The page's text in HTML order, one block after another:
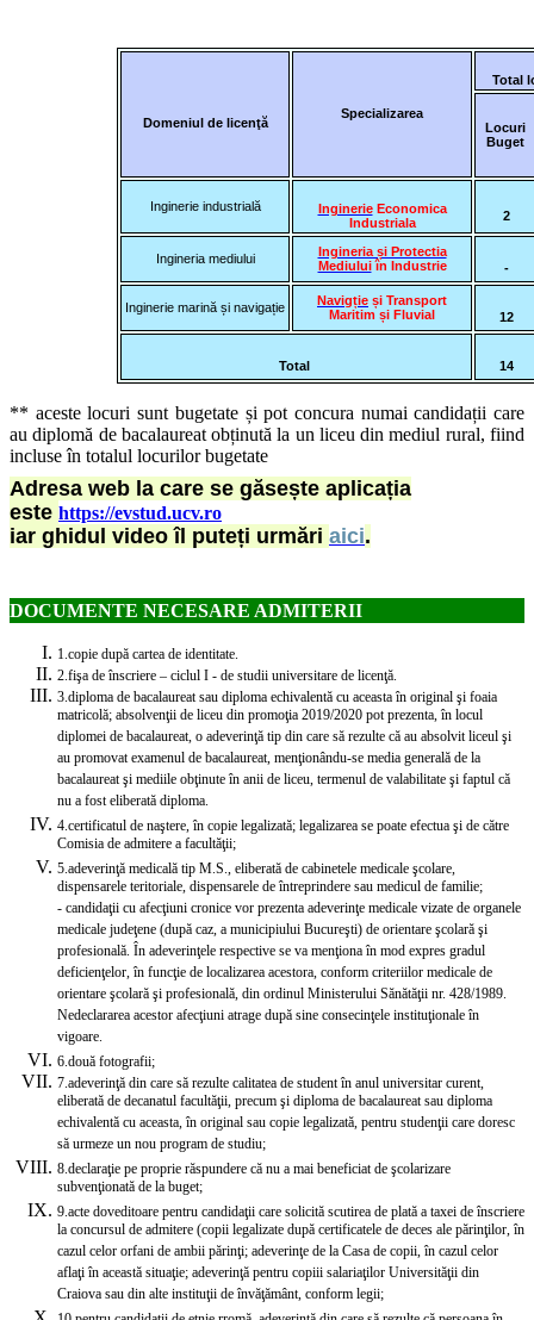
Domeniul de licenţă
Specializarea
Total
Locuri
Buget
Inginerie industrială InginerieEconomica
Industriala
2
Ingineria mediului
Ingineria și Protectia
Mediuluiîn Industrie -
Inginerie marină și navigație Navigție și Transport
Maritim și Fluvial
12
Total 14
** aceste locuri sunt bugetate și pot concura numai candidații care
au diplomă de bacalaureat obținută la un liceu din mediul rural, fiind
incluse în totalul locurilor bugetate
Adresa web la care se găsește aplicația
este https://evstud.ucv.ro
iar ghidul video îl puteți urmări aici.
DOCUMENTE NECESARE ADMITERII
1. copie după cartea de identitate.
2. fişa de înscriere – ciclul I - de studii universitare de licenţă.
3. diploma de bacalaureat sau diploma echivalentă cu aceasta în original şi foaia
matricolă; absolvenţii de liceu din promoţia 2019/2020 pot prezenta, în locul
diplomei de bacalaureat, o adeverinţă tip din care să rezulte că au absolvit liceul şi
au promovat examenul de bacalaureat, menţionându-se media generală de la
bacalaureat şi mediile obţinute în anii de liceu, termenul de valabilitate şi faptul că
nu a fost eliberată diploma.
4. certificatul de naştere, în copie legalizată; legalizarea se poate efectua şi de către
Comisia de admitere a facultăţii;
5. adeverinţă medicală tip M.S., eliberată de cabinetele medicale şcolare,
dispensarele teritoriale, dispensarele de întreprindere sau medicul de familie;
- candidaţii cu afecţiuni cronice vor prezenta adeverinţe medicale vizate de organele
medicale judeţene (după caz, a municipiului Bucureşti) de orientare şcolară şi
profesională. În adeverinţele respective se va menţiona în mod expres gradul
deficienţelor, în funcţie de localizarea acestora, conform criteriilor medicale de
orientare şcolară şi profesională, din ordinul Ministerului Sănătăţii nr. 428/1989.
Nedeclararea acestor afecţiuni atrage după sine consecinţele instituţionale în
vigoare.
6. două fotografii;
7. adeverinţă din care să rezulte calitatea de student în anul universitar curent,
eliberată de decanatul facultăţii, precum şi diploma de bacalaureat sau diploma
echivalentă cu aceasta, în original sau copie legalizată, pentru studenţii care doresc
să urmeze un nou program de studiu;
8. declaraţie pe proprie răspundere că nu a mai beneficiat de şcolarizare
subvenţionată de la buget;
9. acte doveditoare pentru candidaţii care solicită scutirea de plată a taxei de înscriere
la concursul de admitere (copii legalizate după certifi­catele de deces ale părinţilor, în
cazul celor orfani de ambii părinţi; adeverinţe de la Casa de copii, în cazul celor
aflaţi în această situaţie; adeverinţă pentru copiii salariaţilor Universităţii din
Craiova sau din alte instituţii de învăţământ, conform legii;